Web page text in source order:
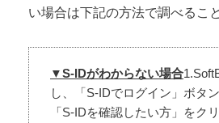
い場合は下記の方法で調べるこ
▼S-IDがわからない場合
し、「S-IDでログイン」ボタ
「S-IDを確認したい方」をク